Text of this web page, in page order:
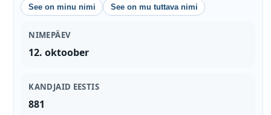
See on minu nimi See on mu tuttava nimi
NIMEPÄEV
12. oktoober
KANDJAID EESTIS
881